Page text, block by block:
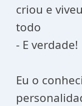
criou e
todo
- E verdade!
Eu o